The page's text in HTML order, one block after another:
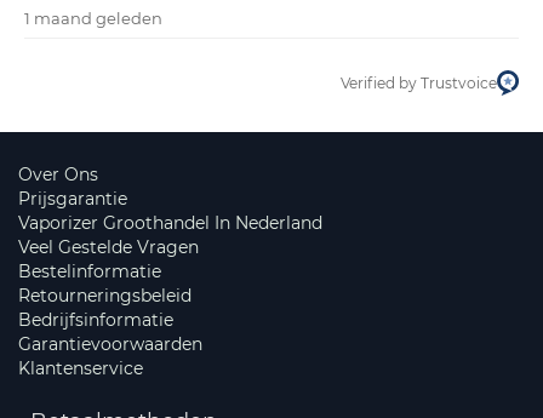
1 maand geleden
Verified by Trustvoice
Over Ons
Prijsgarantie
Vaporizer Groothandel In Nederland
Veel Gestelde Vragen
Bestelinformatie
Retourneringsbeleid
Bedrijfsinformatie
Garantievoorwaarden
Klantenservice